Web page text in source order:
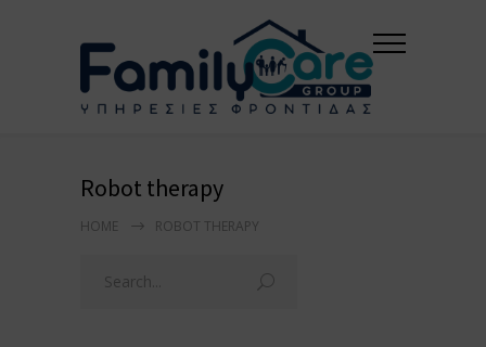
Robot therapy
HOME ROBOT THERAPY